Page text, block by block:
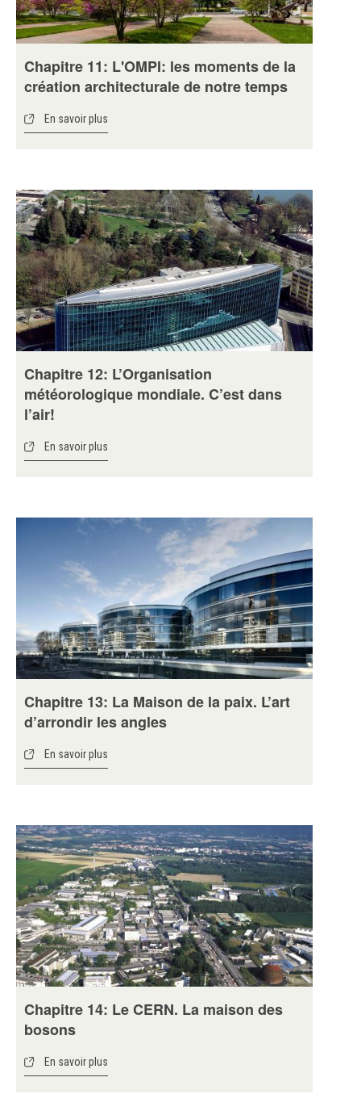
Chapitre 11: L'OMPI: les moments de la
création architecturale de notre temps
En savoir plus
Chapitre 12: L’Organisation
météorologique mondiale. C’est dans
l’air!
En savoir plus
Chapitre 13: La Maison de la paix. L’art
d’arrondir les angles
En savoir plus
Chapitre 14: Le CERN. La maison des
bosons
En savoir plus